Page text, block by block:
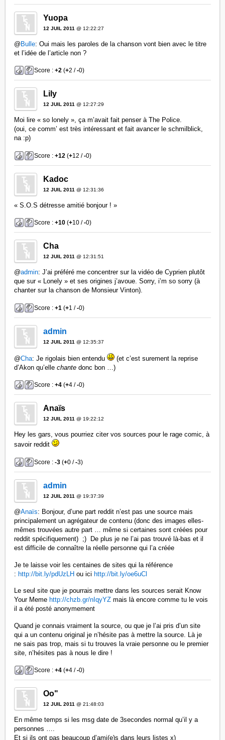
Yuopa
12 JUIL 2011 @ 12:22:27
@Bulle: Oui mais les paroles de la chanson vont bien avec le titre
et l’idée de l’article non ?
Score :+2 (+2 /-0)
Lily
12 JUIL 2011 @ 12:27:29
Moi lire « so lonely », ça m’avait fait penser à The Police.
(oui, ce comm’ est très intéressant et fait avancer le schmilblick,
na :p)
Score :+12 (+12 /-0)
Kadoc
12 JUIL 2011 @ 12:31:36
« S.O.S détresse amitié bonjour ! »
Score :+10 (+10 /-0)
Cha
12 JUIL 2011 @ 12:31:51
@admin: J’ai préféré me concentrer sur la vidéo de Cyprien plutôt
que sur « Lonely » et ses origines j’avoue. Sorry, i’m so sorry (à
chanter sur la chanson de Monsieur Vinton).
Score :+1 (+1 /-0)
admin
12 JUIL 2011 @ 12:35:37
@Cha: Je rigolais bien entendu
(et c’est surement la reprise
d’Akon qu’ellechante donc bon …)
Score :+4 (+4 /-0)
Anaïs
12 JUIL 2011 @ 19:22:12
Hey les gars, vous pourriez citer vos sources pour le rage comic, à
savoir reddit
Score :-3 (+0 /-3)
admin
12 JUIL 2011 @ 19:37:39
@Anaïs: Bonjour, d’une part reddit n’est pas une source mais
principalement un agrégateur de contenu (donc des images elles-
mêmes trouvées autre part … même si certaines sont créées pour
reddit spécifiquement) ;) De plus je ne l’ai pas trouvé là-bas et il
est difficile de connaître la réelle personne qui l’a créée
Je te laisse voir les centaines de sites qui la référence
:http://bit.ly/pdUzLH ou icihttp://bit.ly/oe6uCl
Le seul site que je pourrais mettre dans les sources serait Know
Your Meme http://chzb.gr/nIqyYZ mais là encore comme tu le vois
il a été posté anonymement
Quand je connais vraiment la source, ou que je l’ai pris d’un site
qui a un contenu original je n’hésite pas à mettre la source. Là je
ne sais pas trop, mais si tu trouves la vraie personne ou le premier
site, n’hésites pas à nous le dire !
Score :+4 (+4 /-0)
Oo"
12 JUIL 2011 @ 21:48:03
En même temps si les msg date de 3secondes normal qu’il y a
personnes ….
Et si ils ont pas beaucoup d’ami(e)s dans leurs listes x)